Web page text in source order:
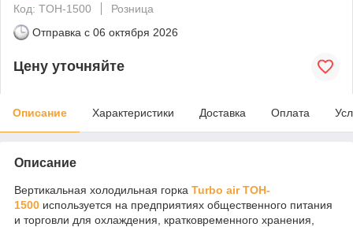
Код: TOH-1500
Розница
Отправка с 06 октября 2026
Цену уточняйте
Описание Характеристики Доставка Оплата
Описание
Вертикальная холодильная горка Turbo air TOH-
1500 используется на предприятиях общественного питания
и торговли для охлаждения, кратковременного хранения,